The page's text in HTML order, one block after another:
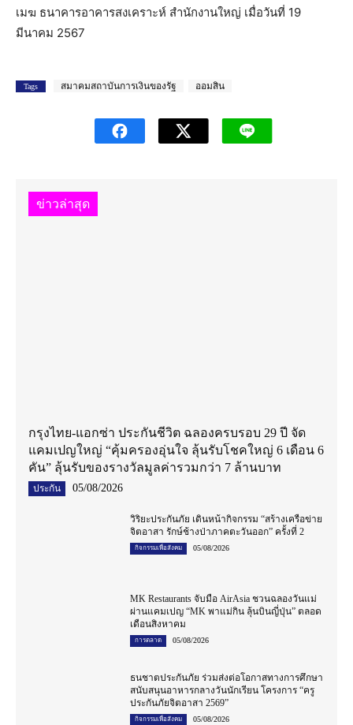
เมฆ ธนาคารอาคารสงเคราะห์ สำนักงานใหญ่ เมื่อวันที่ 19
มีนาคม 2567
Tags สมาคมสถาบันการเงินของรัฐ ออมสิน
ข่าวล่าสุด
กรุงไทย-แอกซ่า ประกันชีวิต ฉลองครบรอบ 29 ปี จัด
แคมเปญใหญ่ “คุ้มครองอุ่นใจ ลุ้นรับโชคใหญ่ 6 เดือน 6
คัน” ลุ้นรับของรางวัลมูลค่ารวมกว่า 7 ล้านบาท
ประกัน 05/08/2026
วิริยะประกันภัย เดินหน้ากิจกรรม “สร้างเครือข่าย
จิตอาสา รักษ์ช้างป่าภาคตะวันออก” ครั้งที่ 2
กิจกรรมเพื่อสังคม 05/08/2026
MK Restaurants จับมือ AirAsia ชวนฉลองวันแม่
ผ่านแคมเปญ “MK พาแม่กิน ลุ้นบินญี่ปุ่น” ตลอด
เดือนสิงหาคม
การตลาด 05/08/2026
ธนชาตประกันภัย ร่วมส่งต่อโอกาสทางการศึกษา
สนับสนุนอาหารกลางวันนักเรียน โครงการ “ครู
ประกันภัยจิตอาสา 2569”
กิจกรรมเพื่อสังคม 05/08/2026